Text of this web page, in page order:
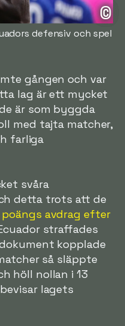
©
defensiv och spel
gången och var
lag är ett mycket
är som byggda
med tajta matcher,
farliga
svåra
detta trots att de
avdrag efter
straffades
kopplade
så släppte
höll nollan i 13
lagets